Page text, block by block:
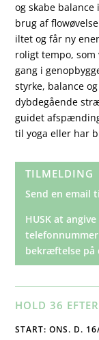
og skabe
brug af
iltet og får ny
roligt tempo,
gang i
styrke, balance
dybdegående
guidet
til yoga eller har
TILMELDING
Send en email
HUSK at
bekræftelse på
HOLD 36
START: ONS. D.